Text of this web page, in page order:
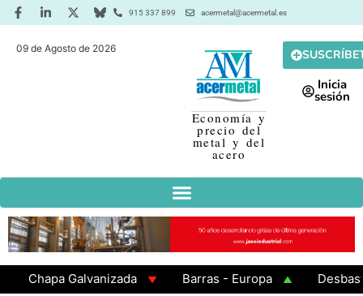
915 337 899 acermetal@acermetal.es
09 de Agosto de 2026
Economía y
precio del
metal y del
acero
Inicia
sesión
Chapa Galvanizada Barras - Europa
Desbaste